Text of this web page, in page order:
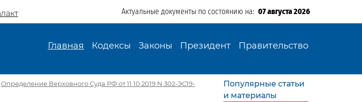
Актуальные документы по состоянию на: 07 августа 2026
Главная Кодексы Законы Президент Правительство
Определение Верховного Суда РФ от 11.10.2019 N 302-ЭС19-
Популярные статьи
и материалы